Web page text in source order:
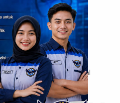
ALIH DAYA INDONESIA
sarana untuk
dan membela
Karyawan beserta
hubungan industrial
serta berkeadilan sesuai
undang yang berlaku.